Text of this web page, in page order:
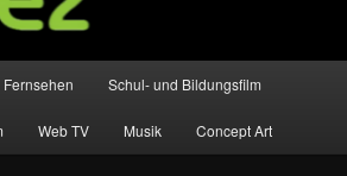
Fernsehen Schul- und Bildungsfilm
Web TV Musik Concept Art